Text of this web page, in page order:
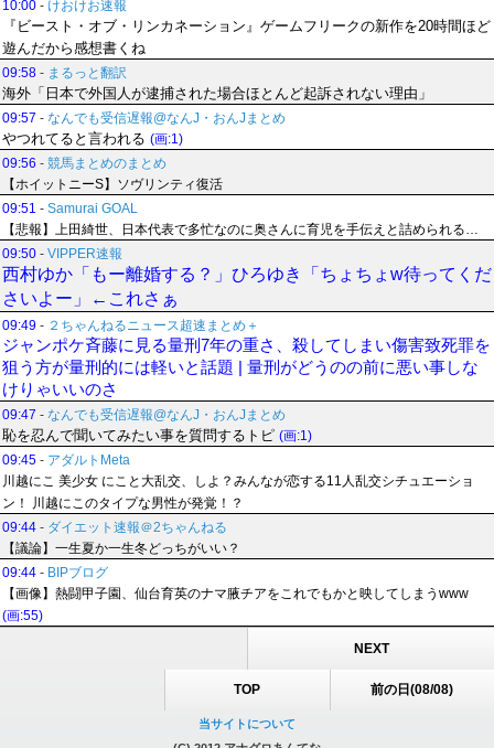
10:00 - けおけお速報
『ビースト・オブ・リンカネーション』ゲームフリークの新作を20時間ほど
遊んだから感想書くね
09:58 - まるっと翻訳
海外「日本で外国人が逮捕された場合ほとんど起訴されない理由」
09:57 - なんでも受信遅報@なんJ・おんJまとめ
やつれてると言われる (画:1)
09:56 - 競馬まとめのまとめ
【ホイットニーS】ソヴリンティ復活
09:51 - Samurai GOAL
【悲報】上田綺世、日本代表で多忙なのに奥さんに育児を手伝えと詰められる…
09:50 - VIPPER速報
西村ゆか「もー離婚する？」ひろゆき「ちょちょw待ってくだ
さいよー」←これさぁ
09:49 - ２ちゃんねるニュース超速まとめ＋
ジャンポケ斉藤に見る量刑7年の重さ、殺してしまい傷害致死罪を
狙う方が量刑的には軽いと話題 | 量刑がどうのの前に悪い事しな
けりゃいいのさ
09:47 - なんでも受信遅報@なんJ・おんJまとめ
恥を忍んで聞いてみたい事を質問するトピ (画:1)
09:45 - アダルトMeta
川越にこ 美少女 にこと大乱交、しよ？みんなが恋する11人乱交シチュエーショ
ン！ 川越にこのタイプな男性が発覚！？
09:44 - ダイエット速報＠2ちゃんねる
【議論】一生夏か一生冬どっちがいい？
09:44 - BIPブログ
【画像】熱闘甲子園、仙台育英のナマ腋チアをこれでもかと映してしまうwww
(画:55)
NEXT
TOP 前の日(08/08)
当サイトについて